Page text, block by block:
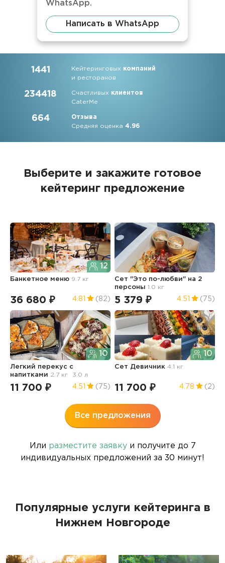
WhatsApp.
Написать в WhatsApp
1441 Кейтеринговых компаний
и ресторанов
234418 Счастливых клиентов
CaterMe
664
Отзыва
Средняя оценка4.96
Выберите и закажите готовое
кейтеринг предложение
12
Банкетное меню 9.7 кг
36 680 ₽ 4.81 (82)
Сет "Это по-любви" на 2
персоны1.0 кг
5 379 ₽ 4.51 (75)
10
Легкий перекус с
напитками 2.7 кг 3.0 л
11 700 ₽ 4.51 (75)
10
Сет Девичник4.1 кг
11 700 ₽ 4.78 (2)
Все предложения
Или разместите заявкуи получите до 7
индивидуальных предложений за 30 минут!
Популярные услуги кейтеринга в
Нижнем Новгороде